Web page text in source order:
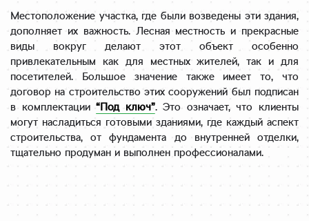
Местоположение участка, где были возведены эти здания,
дополняет их важность. Лесная местность и прекрасные
виды вокруг делают этот объект особенно
привлекательным как для местных жителей, так и для
посетителей. Большое значение также имеет то, что
договор на строительство этих сооружений был подписан
в комплектации“Под ключ”. Это означает, что клиенты
могут насладиться готовыми зданиями, где каждый аспект
строительства, от фундамента до внутренней отделки,
тщательно продуман и выполнен профессионалами.